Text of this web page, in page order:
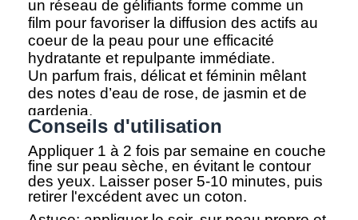
un réseau de gélifiants forme comme un
film pour favoriser la diffusion des actifs au
coeur de la peau pour une efficacité
hydratante et repulpante immédiate.
Un parfum frais, délicat et féminin mêlant
des notes d’eau de rose, de jasmin et de
gardenia.
Conseils d'utilisation
Appliquer 1 à 2 fois par semaine en couche
fine sur peau sèche, en évitant le contour
des yeux. Laisser poser 5-10 minutes, puis
retirer l'excédent avec un coton.